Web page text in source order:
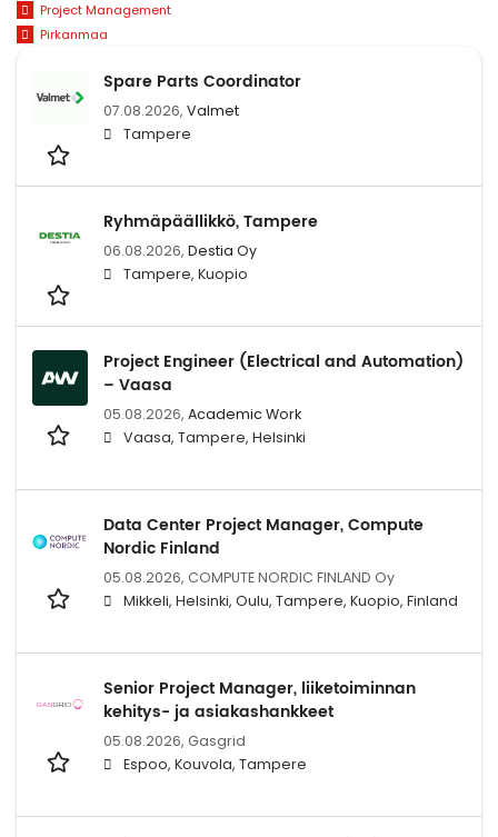
Project Management
Pirkanmaa
Spare Parts Coordinator
07.08.2026, Valmet
Tampere
Ryhmäpäällikkö, Tampere
06.08.2026, Destia Oy
Tampere, Kuopio
Project Engineer (Electrical and Automation)
– Vaasa
05.08.2026, Academic Work
Vaasa, Tampere, Helsinki
Data Center Project Manager, Compute
Nordic Finland
05.08.2026, COMPUTE NORDIC FINLAND Oy
Mikkeli, Helsinki, Oulu, Tampere, Kuopio, Finland
Senior Project Manager, liiketoiminnan
kehitys- ja asiakashankkeet
05.08.2026, Gasgrid
Espoo, Kouvola, Tampere